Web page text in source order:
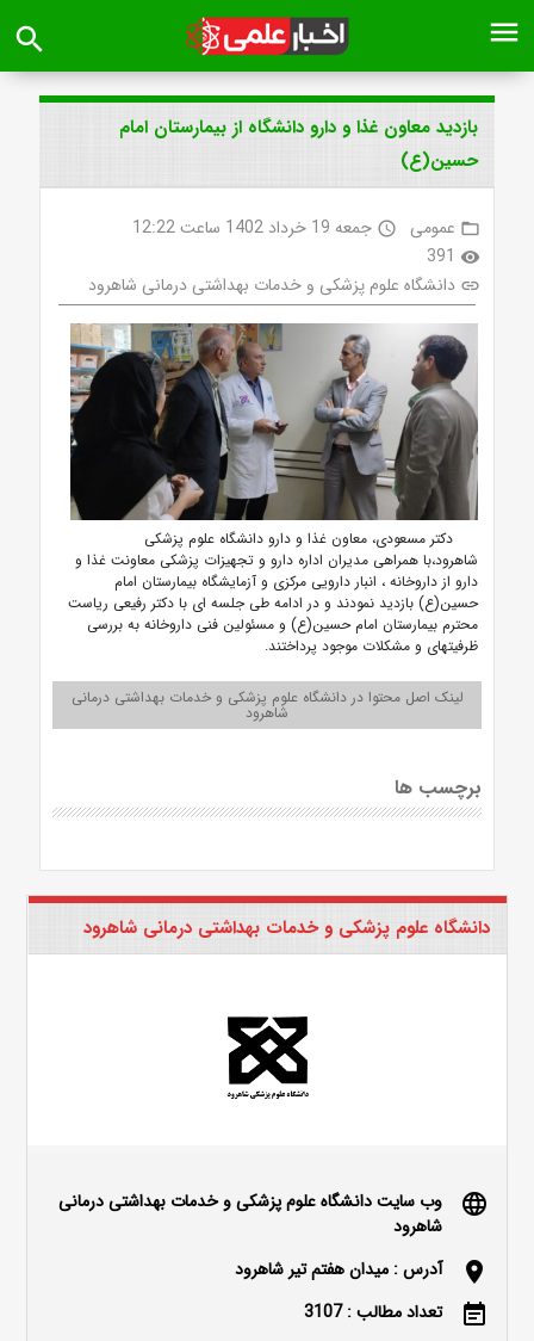
menu
search
بازدید معاون غذا و دارو دانشگاه از بیمارستان امام
حسین(ع)
folder_open عمومی access_time جمعه 19 خرداد 1402 ساعت 12:22
visibility
391
link دانشگاه علوم پزشکی و خدمات بهداشتی درمانی شاهرود
دکتر مسعودی، معاون غذا و دارو دانشگاه علوم پزشکی
شاهرود،با همراهی مدیران اداره دارو و تجهیزات پزشکی معاونت غذا و
دارو از داروخانه ، انبار دارویی مرکزی و آزمایشگاه بیمارستان امام
حسین(ع) بازدید نمودند و در ادامه طی جلسه ای با دکتر رفیعی ریاست
محترم بیمارستان امام حسین(ع) و مسئولین فنی داروخانه به بررسی
ظرفیتهای و مشکلات موجود پرداختند.
لینک اصل محتوا در دانشگاه علوم پزشکی و خدمات بهداشتی درمانی
شاهرود
برچسب ها
دانشگاه علوم پزشکی و خدمات بهداشتی درمانی شاهرود
language
وب سایت دانشگاه علوم پزشکی و خدمات بهداشتی درمانی
شاهرود
location_on آدرس : میدان هفتم تیر شاهرود
event_note تعداد مطالب : 3107